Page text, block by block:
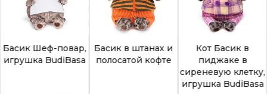
Басик Шеф-повар,
игрушка BudiBasa
Басик в штанах и
полосатой кофте
Кот Басик в
пиджаке в
сиреневую клетку,
игрушка BudiBasa